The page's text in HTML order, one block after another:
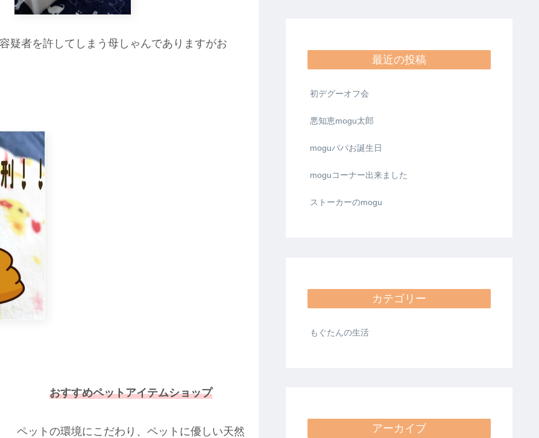
疑者を許してしまう母しゃんでありますがお
おすすめペットアイテムショップ
ペットの環境にこだわり、ペットに優しい天然
最近の投稿
初デグーオフ会
悪知恵mogu太郎
moguパパお誕生日
moguコーナー出来ました
ストーカーのmogu
カテゴリー
もぐたんの生活
アーカイブ